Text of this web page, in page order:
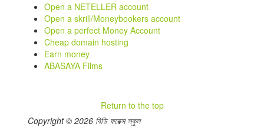
Open a NETELLER account
Open a skrill/Moneybookers account
Open a perfect Money Account
Cheap domain hosting
Earn money
ABASAYA Films
Return to the top
Copyright © 2026 বিডি ফরেক্স স্কুল